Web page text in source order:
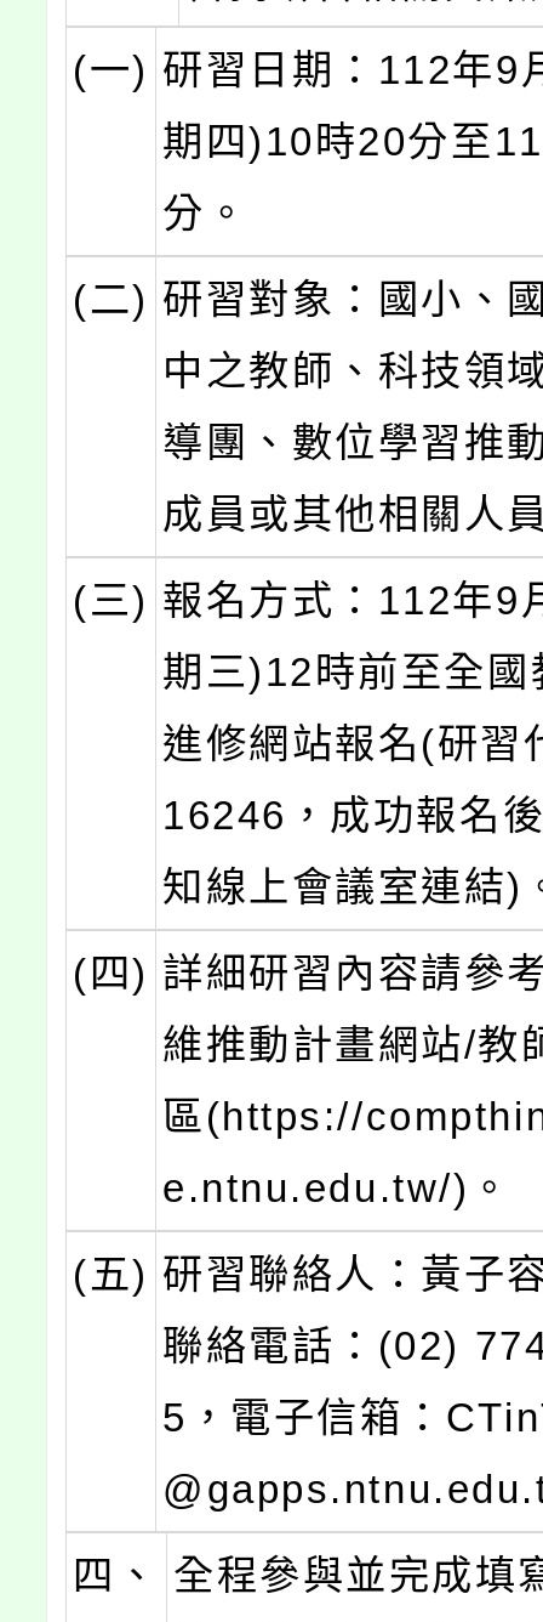
(一) 研習日期：112年9
期四)10時20分至
分。
(二) 研習對象：國小、
中之教師、科技領
導團、數位學習推
成員或其他相關人
(三) 報名方式：112年9
期三)12時前至全國
進修網站報名(研習
16246，成功報名
知線上會議室連結)
(四) 詳細研習內容請參
維推動計畫網站/教
區(https://
e.ntnu.edu.tw/)。
(五) 研習聯絡人：黃子
聯絡電話：(02)
5，電子信箱：
四、
全程參與並完成填